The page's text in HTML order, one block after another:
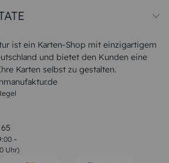
ist ein Karten-Shop mit einzigartigem
und bietet den Kunden eine
Karten selbst zu gestalten.
–
Uhr)
Kommunion